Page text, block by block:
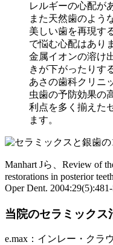
レルギーの心配が
また天然歯のよう
美しい歯を再現す
で悩む心配はあり
金属イオンの溶け
きが下がったりす
あさの歯科クリニ
虫歯の予防効果の
利点を多く揃えた
ます。
Manhart Jら、Review of
restorations in posterior
Oper Dent.
当院のセラミックス
e.max：インレー・クラ